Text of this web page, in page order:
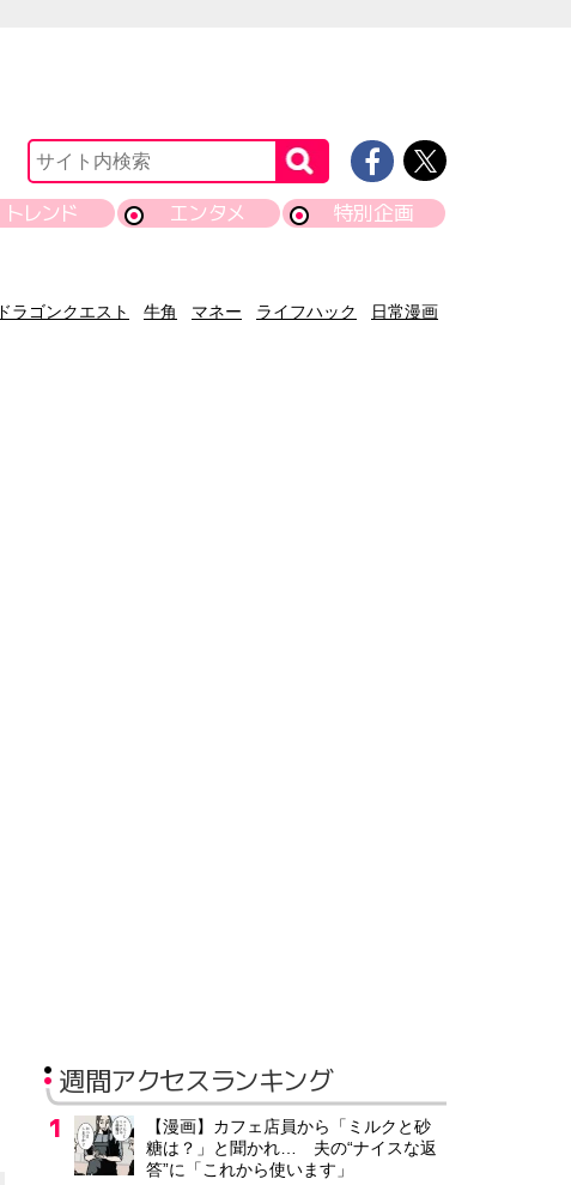
トレンド エンタメ 特別企画
ドラゴンクエスト 牛角 マネー ライフハック
日常漫画
週間アクセスランキング
【漫画】カフェ店員から「ミルクと砂
糖は？」と聞かれ… 夫の“ナイスな返
答”に「これから使います」